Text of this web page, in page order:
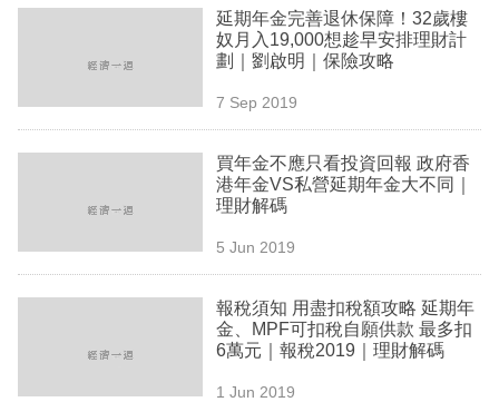
欄
區
延期年金完善退休保障！32歲樓
奴月入19,000想趁早安排理財計
劃｜劉啟明｜保險攻略
7 Sep 2019
買年金不應只看投資回報 政府香
港年金VS私營延期年金大不同｜
理財解碼
5 Jun 2019
報稅須知 用盡扣稅額攻略 延期年
金、MPF可扣稅自願供款 最多扣
6萬元｜報稅2019｜理財解碼
1 Jun 2019